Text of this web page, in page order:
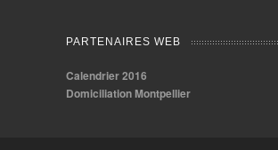
PARTENAIRES WEB
Calendrier 2016
Domiciliation Montpellier